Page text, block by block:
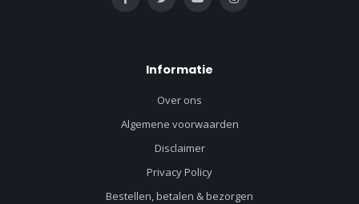
Informatie
Over ons
Algemene voorwaarden
Disclaimer
Privacy Policy
Bestellen, betalen & bezorgen